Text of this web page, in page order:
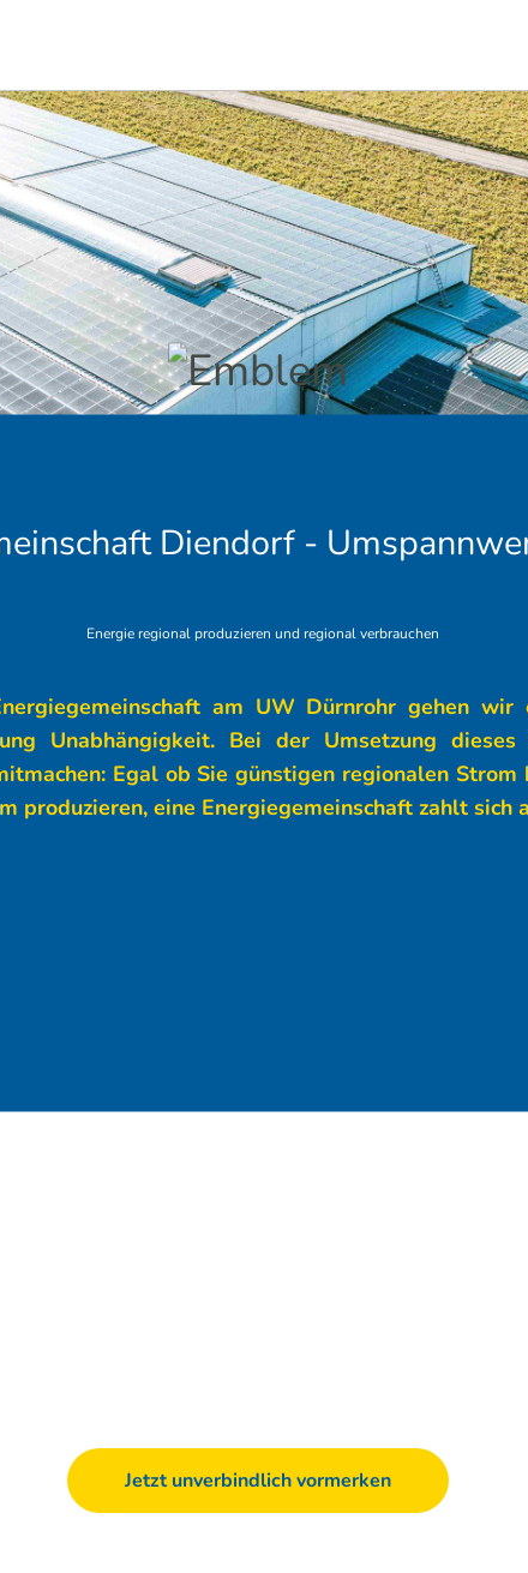
Diendorf -
Energie regional produzieren und regional verbrauchen
am UW Dürnrohr gehen wir
Unabhängigkeit. Bei der Umsetzung dieses
Egal ob Sie günstigen regionalen Strom
produzieren, eine Energiegemeinschaft zahlt sich
Jetzt unverbindlich vormerken